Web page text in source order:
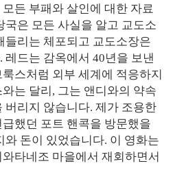
든 부패와 살인에 대한 자료
국은 모든 사실을 알고 교도소
들리는 체포되고 교도소장은
레드는 감옥에서 40년을 보낸
스처럼 외부 세계에 적응하지
는 달리, 그는 앤디와의 약속
버리지 않습니다. 제가 조용한
했던 포트 핸콕을 방문했을
와 돈이 있었습니다. 이 영화는
타네조 마을에서 재회하면서